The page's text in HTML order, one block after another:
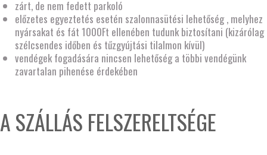
zárt, de nem fedett parkoló
előzetes egyeztetés esetén szalonnasütési lehetőség , melyhez
nyársakat és fát 1000Ft ellenében tudunk biztosítani (kizárólag
szélcsendes időben és tűzgyújtási tilalmon kívül)
vendégek fogadására nincsen lehetőség a többi vendégünk
zavartalan pihenése érdekében
A SZÁLLÁS FELSZERELTSÉGE